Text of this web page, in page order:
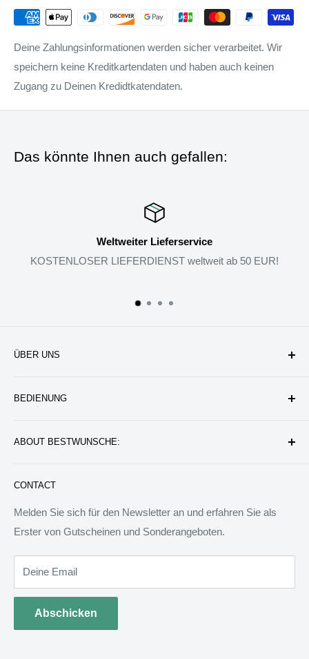
Deine Zahlungsinformationen werden sicher verarbeitet. Wir
speichern keine Kreditkartendaten und haben auch keinen
Zugang zu Deinen Kredidtkatendaten.
Das könnte Ihnen auch gefallen:
ab 50 EUR!
Wenn Sie mit den Produkten nicht
ÜBER UNS
Datenschutzerklärung
Service & Verpflichtung
BEDIENUNG
Versand & Bearbeitung
CONTACT
Melden Sie sich für den Newsletter an und erfahren Sie als
Erster von Gutscheinen und Sonderangeboten.
Deine Email
Abschicken
ABOUT BESTWUNSCHE:
finden, die das Leben besser machen können. Wir werden
allen Menschen auf der Welt besondere Dinge anbieten.
Wir sind bereit, jedem zu helfen, ein ideales Tagebuch zu